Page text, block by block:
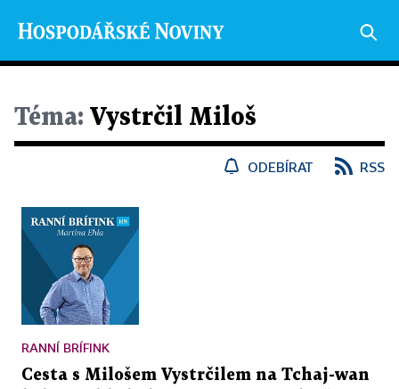
Téma: Vystrčil Miloš
ODEBÍRAT RSS
RANNÍ BRÍFINK
Cesta s Milošem Vystrčilem na Tchaj-wan